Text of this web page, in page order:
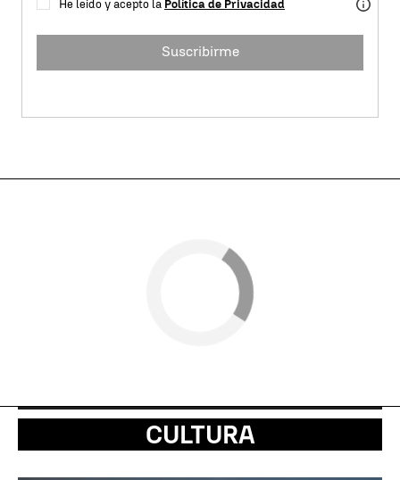
He leído y acepto la Política de Privacidad
Suscribirme
CULTURA